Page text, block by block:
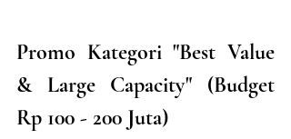
Promo Kategori "Best Value
& Large Capacity" (Budget
Rp 100 - 200 Juta)